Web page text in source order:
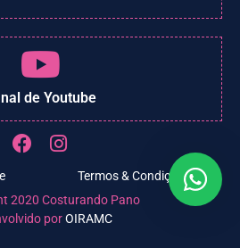
de Youtube
Termos & Condições
2020 Costurando Pano
porOIRAMC